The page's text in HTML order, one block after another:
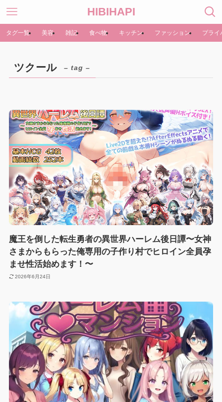
HIBIHAPI
タグ一覧 美容 雑記 食べ物 キッチン ファッション プライ
ツクール – tag –
魔王を倒した転生勇者の異世界ハーレム後日譚〜女神
さまからもらった俺専用の子作り村でヒロイン全員孕
ませ性活始めます！〜
2026年6月24日